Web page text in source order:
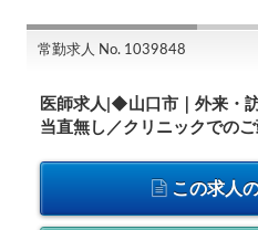
常勤求人 No. 1039848
医師求人|◆山口市｜外来・
当直無し／クリニックでの
この求人